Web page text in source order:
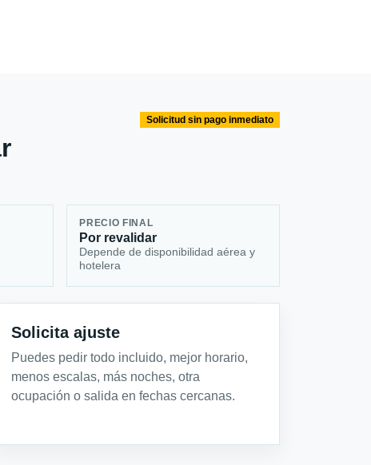
Solicitud sin pago inmediato
PRECIO FINAL
Por revalidar
Depende de disponibilidad aérea y
hotelera
Solicita ajuste
Puedes pedir todo incluido, mejor horario,
menos escalas, más noches, otra
ocupación o salida en fechas cercanas.